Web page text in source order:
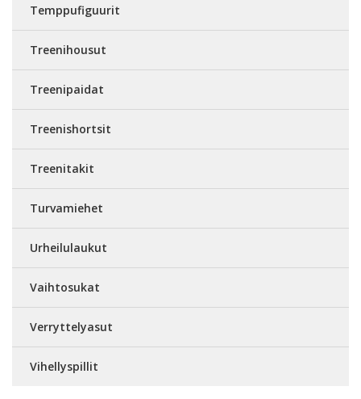
Temppufiguurit
Treenihousut
Treenipaidat
Treenishortsit
Treenitakit
Turvamiehet
Urheilulaukut
Vaihtosukat
Verryttelyasut
Vihellyspillit